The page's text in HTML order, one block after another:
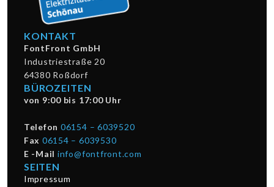
KONTAKT
FontFront GmbH
Industriestraße 20
64380 Roßdorf
BÜROZEITEN
von 9:00 bis 17:00 Uhr
Telefon 06154 – 6039520
Fax 06154 – 6039530
E -Mail info@fontfront.com
SEITEN
Impressum